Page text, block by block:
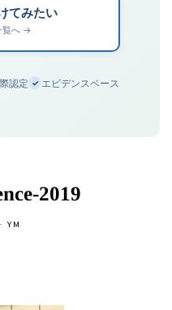
てみたい
覧へ →
認定 ✓ エビデンスベース
2019
YM